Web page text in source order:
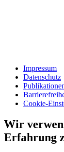
Impressum
Datenschutz
Cookie-
Wir
Erfahrung